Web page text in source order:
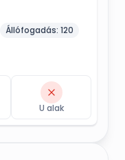
Állófogadás: 120
U alak